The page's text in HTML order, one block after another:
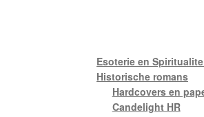
Esoterie en
Historische romans
Hardcovers en
Candelight HR